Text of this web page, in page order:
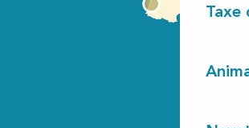
Taxe